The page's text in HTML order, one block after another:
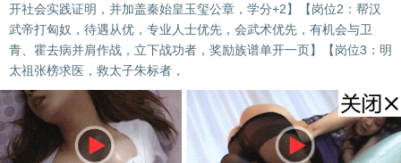
开社会实践证明，并加盖秦始皇玉玺公章，学分+2】【岗位2：帮汉
武帝打匈奴，待遇从优，专业人士优先，会武术优先，有机会与卫
青、霍去病并肩作战，立下战功者，奖励族谱单开一页】【岗位3：明
太祖张榜求医，救太子朱标者，